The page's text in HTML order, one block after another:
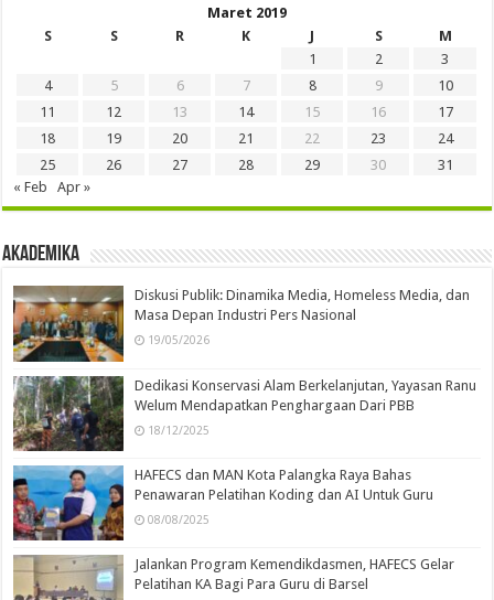
Maret 2019
S
S R K J S
M
1
2
3
4
5 6 7 8 9
10
11
12 13 14 15 16
17
18
19 20 21 22 23
24
25
26 27 28 29 30
31
« Feb
Apr »
Akademika
Diskusi Publik: Dinamika Media, Homeless Media, dan
Masa Depan Industri Pers Nasional
19/05/2026
Dedikasi Konservasi Alam Berkelanjutan, Yayasan Ranu
Welum Mendapatkan Penghargaan Dari PBB
18/12/2025
HAFECS dan MAN Kota Palangka Raya Bahas
Penawaran Pelatihan Koding dan AI Untuk Guru
08/08/2025
Jalankan Program Kemendikdasmen, HAFECS Gelar
Pelatihan KA Bagi Para Guru di Barsel